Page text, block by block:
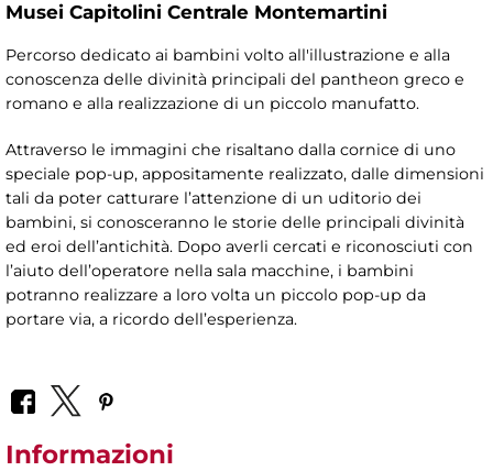
Musei Capitolini Centrale Montemartini
Percorso dedicato ai bambini volto all'illustrazione e alla
conoscenza delle divinità principali del pantheon greco e
romano e alla realizzazione di un piccolo manufatto.
Attraverso le immagini che risaltano dalla cornice di uno
speciale pop-up, appositamente realizzato, dalle dimensioni
tali da poter catturare l’attenzione di un uditorio dei
bambini, si conosceranno le storie delle principali divinità
ed eroi dell’antichità. Dopo averli cercati e riconosciuti con
l’aiuto dell’operatore nella sala macchine, i bambini
potranno realizzare a loro volta un piccolo pop-up da
portare via, a ricordo dell’esperienza.
Informazioni